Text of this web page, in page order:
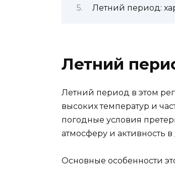
Летний период:
Летний
Летний период в этом
высоких температур и
погодные условия
атмосферу и активность
Основные особенности